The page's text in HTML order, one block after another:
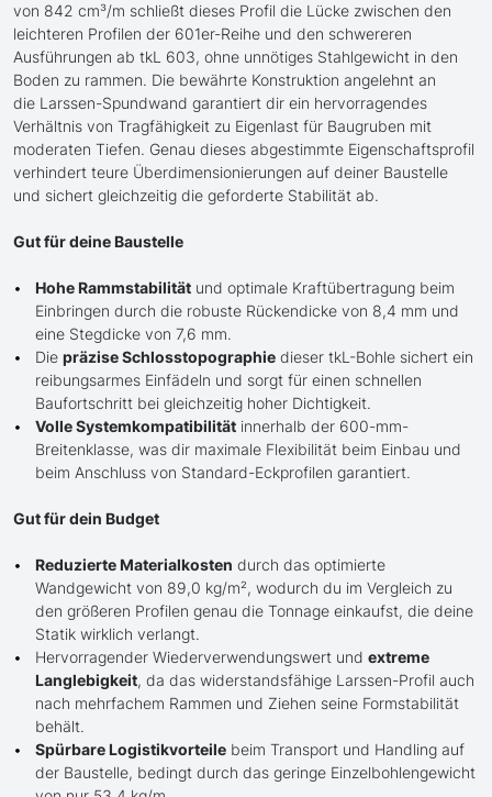
von 842 cm³/m schließt dieses Profil die Lücke zwischen den
leichteren Profilen der 601er-Reihe und den schwereren
Ausführungen ab tkL 603, ohne unnötiges Stahlgewicht in den
Boden zu rammen. Die bewährte Konstruktion angelehnt an
die Larssen-Spundwand garantiert dir ein hervorragendes
Verhältnis von Tragfähigkeit zu Eigenlast für Baugruben mit
moderaten Tiefen. Genau dieses abgestimmte Eigenschaftsprofil
verhindert teure Überdimensionierungen auf deiner Baustelle
und sichert gleichzeitig die geforderte Stabilität ab.
Gut für deine Baustelle
Hohe Rammstabilität und optimale Kraftübertragung beim
Einbringen durch die robuste Rückendicke von 8,4 mm und
eine Stegdicke von 7,6 mm.
Die präzise Schlosstopographie dieser tkL-Bohle sichert ein
reibungsarmes Einfädeln und sorgt für einen schnellen
Baufortschritt bei gleichzeitig hoher Dichtigkeit.
Volle Systemkompatibilität innerhalb der 600-mm-
Breitenklasse, was dir maximale Flexibilität beim Einbau und
beim Anschluss von Standard-Eckprofilen garantiert.
Gut für dein Budget
Reduzierte Materialkosten durch das optimierte
Wandgewicht von 89,0 kg/m², wodurch du im Vergleich zu
den größeren Profilen genau die Tonnage einkaufst, die deine
Statik wirklich verlangt.
Hervorragender Wiederverwendungswert und extreme
Langlebigkeit, da das widerstandsfähige Larssen-Profil auch
nach mehrfachem Rammen und Ziehen seine Formstabilität
behält.
Spürbare Logistikvorteile beim Transport und Handling auf
der Baustelle, bedingt durch das geringe Einzelbohlengewicht